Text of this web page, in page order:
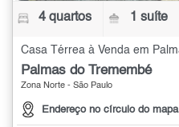
4 quartos 1 suíte
Palmas do Tremembé
Zona Norte - São Paulo
Endereço no círculo do mapa